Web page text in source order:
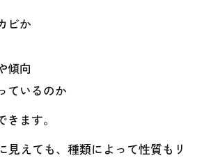
ビか
傾向
ているのか
ます。
見えても、種類によって性質もリ